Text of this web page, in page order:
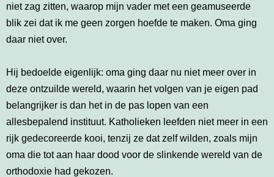
niet zag zitten, waarop mijn vader met een geamuseerde
blik zei dat ik me geen zorgen hoefde te maken. Oma ging
daar niet over.
Hij bedoelde eigenlijk: oma ging daar nu niet meer over in
deze ontzuilde wereld, waarin het volgen van je eigen pad
belangrijker is dan het in de pas lopen van een
allesbepalend instituut. Katholieken leefden niet meer in een
rijk gedecoreerde kooi, tenzij ze dat zelf wilden, zoals mijn
oma die tot aan haar dood voor de slinkende wereld van de
orthodoxie had gekozen.